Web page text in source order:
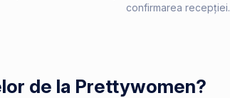
confirmarea recepției.
de la Prettywomen?